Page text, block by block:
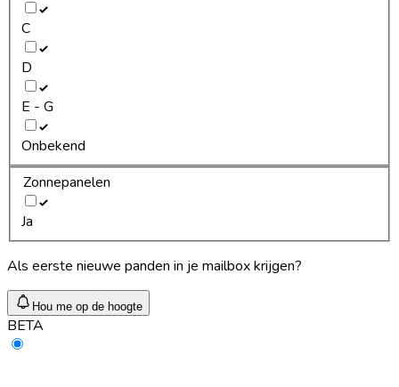
C
D
E - G
Onbekend
Zonnepanelen
Ja
Als eerste nieuwe panden in je mailbox krijgen?
Hou me op de hoogte
BETA